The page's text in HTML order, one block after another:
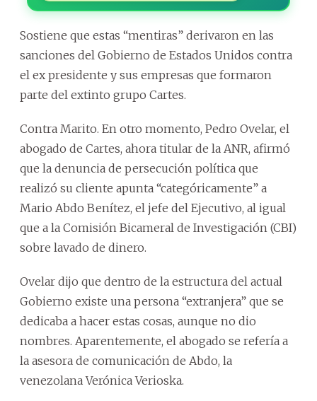
Sostiene que estas “mentiras” derivaron en las
sanciones del Gobierno de Estados Unidos contra
el ex presidente y sus empresas que formaron
parte del extinto grupo Cartes.
Contra Marito. En otro momento, Pedro Ovelar, el
abogado de Cartes, ahora titular de la ANR, afirmó
que la denuncia de persecución política que
realizó su cliente apunta “categóricamente” a
Mario Abdo Benítez, el jefe del Ejecutivo, al igual
que a la Comisión Bicameral de Investigación (CBI)
sobre lavado de dinero.
Ovelar dijo que dentro de la estructura del actual
Gobierno existe una persona “extranjera” que se
dedicaba a hacer estas cosas, aunque no dio
nombres. Aparentemente, el abogado se refería a
la asesora de comunicación de Abdo, la
venezolana Verónica Verioska.